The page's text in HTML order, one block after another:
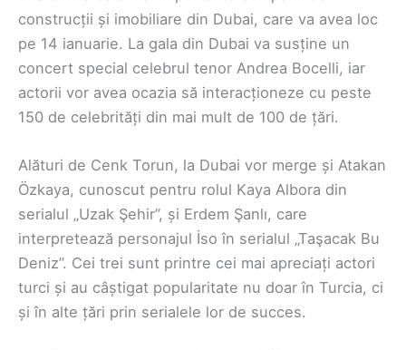
construcții și imobiliare din Dubai, care va avea loc
pe 14 ianuarie. La gala din Dubai va susține un
concert special celebrul tenor Andrea Bocelli, iar
actorii vor avea ocazia să interacționeze cu peste
150 de celebrități din mai mult de 100 de țări.
Alături de Cenk Torun, la Dubai vor merge și Atakan
Özkaya, cunoscut pentru rolul Kaya Albora din
serialul „Uzak Şehir”, și Erdem Şanlı, care
interpretează personajul İso în serialul „Taşacak Bu
Deniz”. Cei trei sunt printre cei mai apreciați actori
turci și au câștigat popularitate nu doar în Turcia, ci
și în alte țări prin serialele lor de succes.